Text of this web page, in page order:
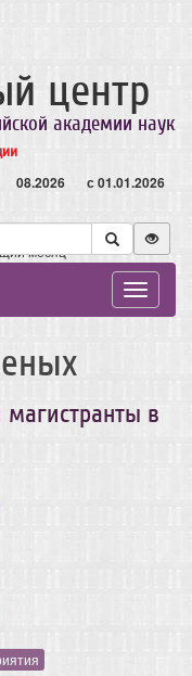
центр
академии наук
08.2026 с 01.01.2026
месяц
Toggle
в